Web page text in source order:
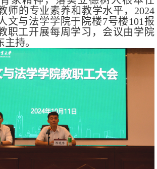
师的专业素养和教学水平， 2024
文与法学学院于院楼7号楼101报
职工开展每周学习，会议由学院
持。